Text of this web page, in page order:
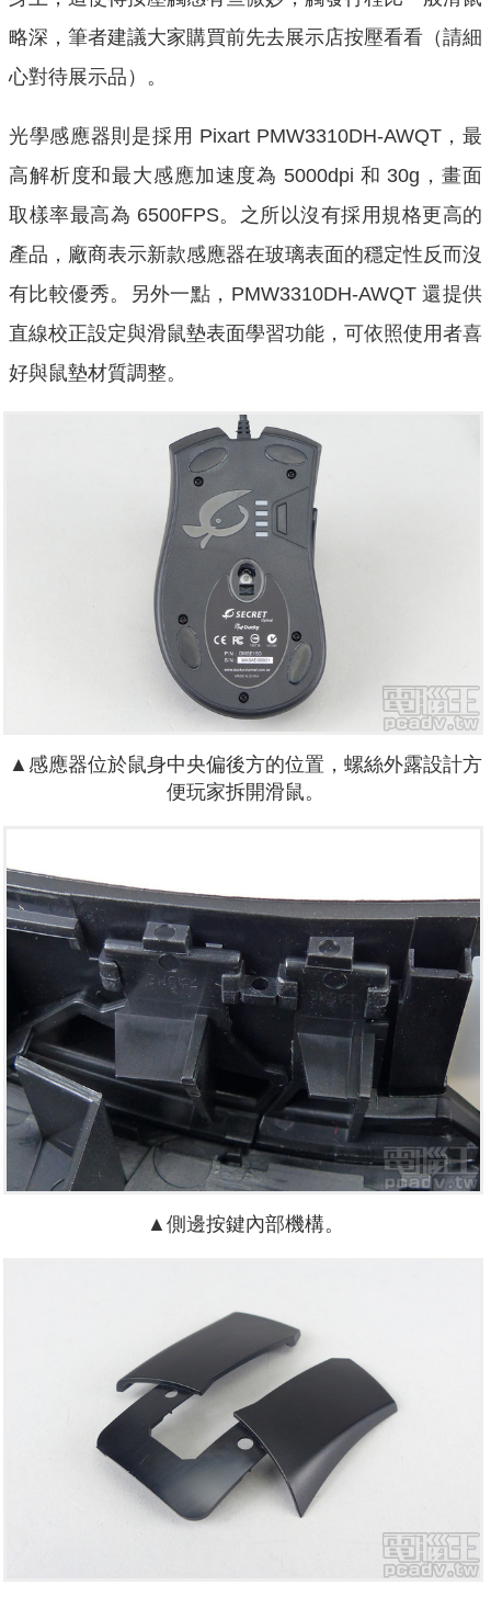
略深，筆者建議大家購買前先去展示店按壓看看（請細
心對待展示品）。
光學感應器則是採用 Pixart PMW3310DH-AWQT，最
高解析度和最大感應加速度為 5000dpi 和 30g，畫面
取樣率最高為 6500FPS。之所以沒有採用規格更高的
產品，廠商表示新款感應器在玻璃表面的穩定性反而沒
有比較優秀。另外一點，PMW3310DH-AWQT 還提供
直線校正設定與滑鼠墊表面學習功能，可依照使用者喜
好與鼠墊材質調整。
▲感應器位於鼠身中央偏後方的位置，螺絲外露設計方
便玩家拆開滑鼠。
▲側邊按鍵內部機構。